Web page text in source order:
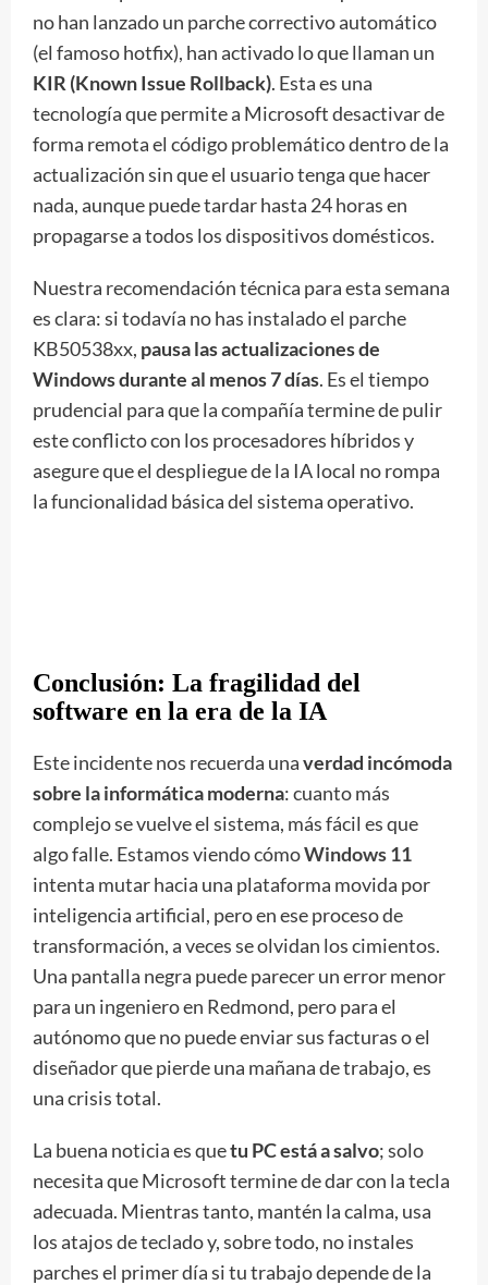
no han lanzado un parche correctivo automático
(el famoso hotfix), han activado lo que llaman un
KIR (Known Issue Rollback). Esta es una
tecnología que permite a Microsoft desactivar de
forma remota el código problemático dentro de la
actualización sin que el usuario tenga que hacer
nada, aunque puede tardar hasta 24 horas en
propagarse a todos los dispositivos domésticos.
Nuestra recomendación técnica para esta semana
es clara: si todavía no has instalado el parche
KB50538xx, pausa las actualizaciones de
Windows durante al menos 7 días. Es el tiempo
prudencial para que la compañía termine de pulir
este conflicto con los procesadores híbridos y
asegure que el despliegue de la IA local no rompa
la funcionalidad básica del sistema operativo.
Conclusión: La fragilidad del
software en la era de la IA
Este incidente nos recuerda unaverdad incómoda
sobre la informática moderna: cuanto más
complejo se vuelve el sistema, más fácil es que
algo falle. Estamos viendo cómoWindows 11
intenta mutar hacia una plataforma movida por
inteligencia artificial, pero en ese proceso de
transformación, a veces se olvidan los cimientos.
Una pantalla negra puede parecer un error menor
para un ingeniero en Redmond, pero para el
autónomo que no puede enviar sus facturas o el
diseñador que pierde una mañana de trabajo, es
una crisis total.
La buena noticia es quetu PC está a salvo; solo
necesita que Microsoft termine de dar con la tecla
adecuada. Mientras tanto, mantén la calma, usa
los atajos de teclado y, sobre todo, no instales
parches el primer día si tu trabajo depende de la